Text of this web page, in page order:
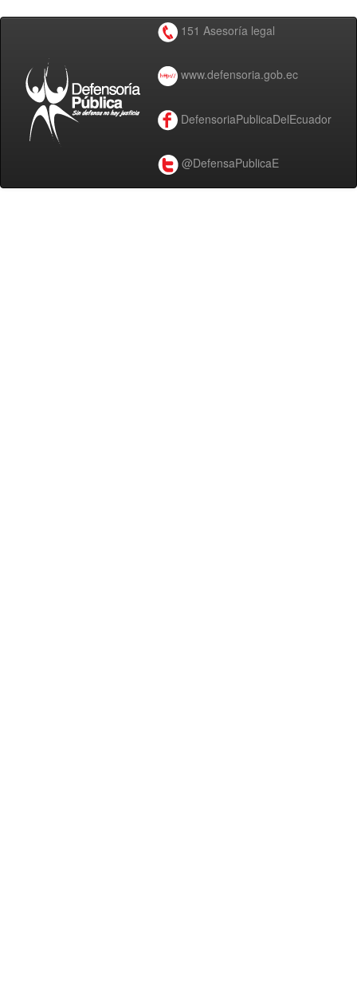
151 Asesoría legal
www.defensoria.gob.ec
DefensoriaPublicaDelEcuador
@DefensaPublicaE